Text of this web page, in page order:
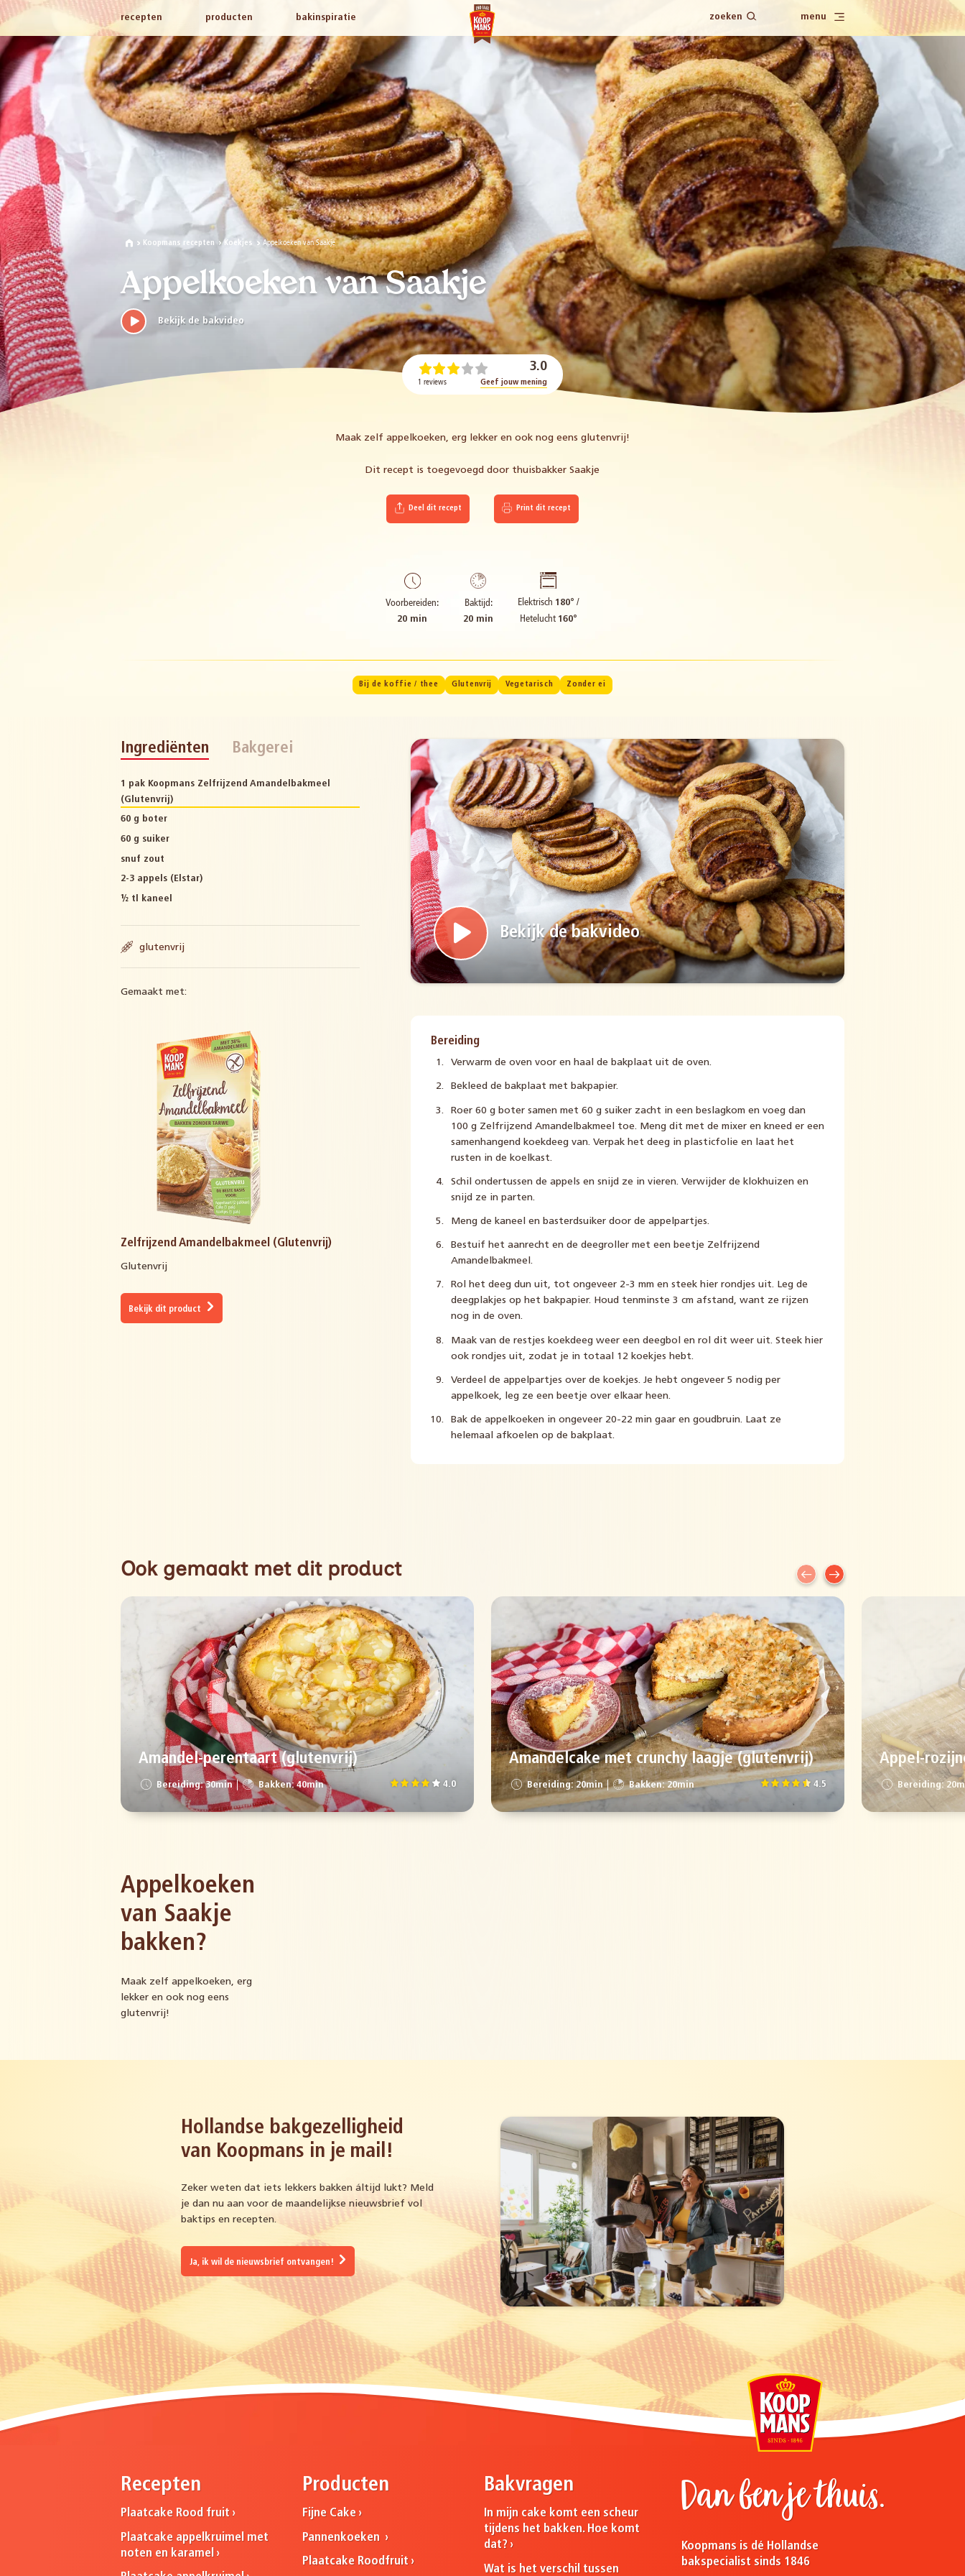
recepten producten bakinspiratie zoeken menu
Koopmans recepten Koekjes Appelkoeken van Saakje
Appelkoeken van Saakje
Bekijk de bakvideo
3.0
1 reviews Geef jouw mening
Maak zelf appelkoeken, erg lekker en ook nog eens glutenvrij!
Dit recept is toegevoegd door thuisbakker Saakje
Deel dit recept Print dit recept
Voorbereiden:
20 min
Baktijd:
20 min
Elektrisch 180° /
Hetelucht 160°
Bij de koffie / thee Glutenvrij Vegetarisch Zonder ei
Ingrediënten Bakgerei
1 pak Koopmans Zelfrijzend Amandelbakmeel
(Glutenvrij)
60 g boter
60 g suiker
snuf zout
2-3 appels (Elstar)
½ tl kaneel
glutenvrij
Gemaakt met:
Zelfrijzend Amandelbakmeel (Glutenvrij)
Glutenvrij
Bekijk dit product
Bekijk de bakvideo
Bereiding
Verwarm de oven voor en haal de bakplaat uit de oven.
Bekleed de bakplaat met bakpapier.
Roer 60 g boter samen met 60 g suiker zacht in een beslagkom en voeg dan
100 g Zelfrijzend Amandelbakmeel toe. Meng dit met de mixer en kneed er een
samenhangend koekdeeg van. Verpak het deeg in plasticfolie en laat het
rusten in de koelkast.
Schil ondertussen de appels en snijd ze in vieren. Verwijder de klokhuizen en
snijd ze in parten.
Meng de kaneel en basterdsuiker door de appelpartjes.
Bestuif het aanrecht en de deegroller met een beetje Zelfrijzend
Amandelbakmeel.
Rol het deeg dun uit, tot ongeveer 2-3 mm en steek hier rondjes uit. Leg de
deegplakjes op het bakpapier. Houd tenminste 3 cm afstand, want ze rijzen
nog in de oven.
Maak van de restjes koekdeeg weer een deegbol en rol dit weer uit. Steek hier
ook rondjes uit, zodat je in totaal 12 koekjes hebt.
Verdeel de appelpartjes over de koekjes. Je hebt ongeveer 5 nodig per
appelkoek, leg ze een beetje over elkaar heen.
Bak de appelkoeken in ongeveer 20-22 min gaar en goudbruin. Laat ze
helemaal afkoelen op de bakplaat.
Ook gemaakt met dit product
Amandel-perentaart (glutenvrij)
Bereiding: 30min Bakken: 40min 4.0
Amandelcake met crunchy laagje (glutenvrij)
Bereiding: 20min Bakken: 20min 4.5
Appel-
Bereiding:
Appelkoeken
van Saakje
bakken?
Maak zelf appelkoeken, erg
lekker en ook nog eens
glutenvrij!
Hollandse bakgezelligheid
van Koopmans in je mail!
Zeker weten dat iets lekkers bakken áltijd lukt? Meld
je dan nu aan voor de maandelijkse nieuwsbrief vol
baktips en recepten.
Ja, ik wil de nieuwsbrief ontvangen!
Recepten
Plaatcake Rood fruit
Plaatcake appelkruimel met
noten en karamel
Producten
Fijne Cake
Pannenkoeken
Plaatcake Roodfruit
Bakvragen
In mijn cake komt een scheur
tijdens het bakken. Hoe komt
dat?
Wat is het verschil tussen
Dan ben je thuis.
Koopmans is dé Hollandse
bakspecialist sinds 1846